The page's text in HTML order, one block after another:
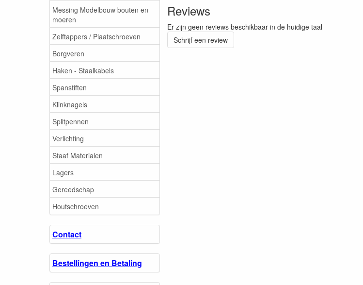
Messing Modelbouw bouten en
moeren
Zelftappers / Plaatschroeven
Borgveren
Haken - Staalkabels
Spanstiften
Klinknagels
Splitpennen
Verlichting
Staaf Materialen
Lagers
Gereedschap
Houtschroeven
Contact
Bestellingen en Betaling
Reviews
Er zijn geen reviews beschikbaar in de huidige taal
Schrijf een review